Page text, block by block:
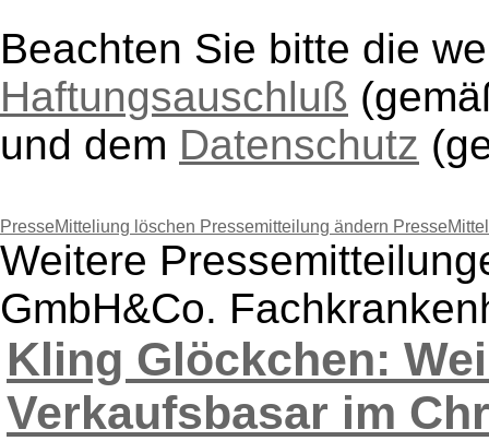
Beachten Sie bitte die
Haftungsauschluß
und dem Datenschutz
PresseMitteliung löschen Pressemitteilung ändern
Weitere
GmbH&Co.
Kling Glöckchen:
Verkaufsbasar im